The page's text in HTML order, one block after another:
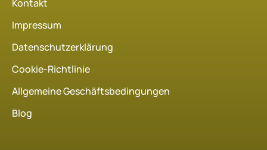
Kontakt
Impressum
Datenschutzerklärung
Cookie-Richtlinie
Allgemeine Geschäftsbedingungen
Blog